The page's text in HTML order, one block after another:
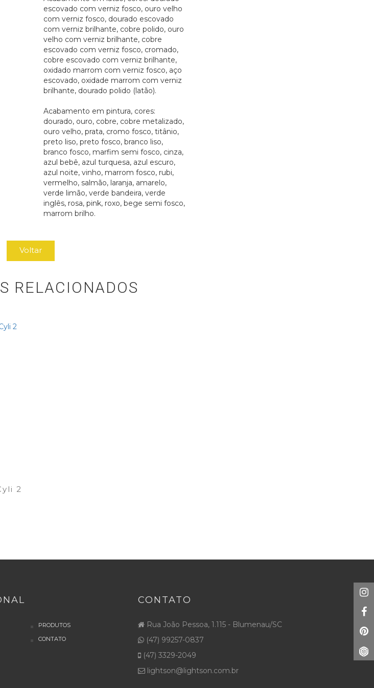
escovado com verniz fosco, ouro velho
com verniz fosco, dourado escovado
com verniz brilhante, cobre polido, ouro
velho com verniz brilhante, cobre
escovado com verniz fosco, cromado,
cobre escovado com verniz brilhante,
oxidado marrom com verniz fosco, aço
escovado, oxidade marrom com verniz
brilhante, dourado polido (latão).
Acabamento em pintura, cores:
dourado, ouro, cobre, cobre metalizado,
ouro velho, prata, cromo fosco, titânio,
preto liso, preto fosco, branco liso,
branco fosco, marfim semi fosco, cinza,
azul bebê, azul turquesa, azul escuro,
azul noite, vinho, marrom fosco, rubi,
vermelho, salmão, laranja, amarelo,
verde limão, verde bandeira, verde
inglês, rosa, pink, roxo, bege semi fosco,
marrom brilho.
Voltar
RELACIONADOS
2
PRODUTOS
CONTATO
CONTATO
Rua João Pessoa, 1.115 - Blumenau/SC
(47) 99257-0837
(47) 3329-2049
lightson@lightson.com.br